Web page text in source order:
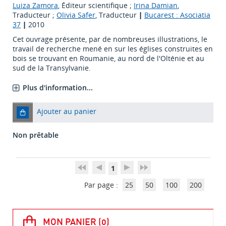
Luiza Zamora, Éditeur scientifique ; Irina Damian,
Traducteur ; Olivia Safer, Traducteur | Bucarest : Asociatia
37 | 2010
Cet ouvrage présente, par de nombreuses illustrations, le
travail de recherche mené en sur les églises construites en
bois se trouvant en Roumanie, au nord de l'Olténie et au
sud de la Transylvanie.
Plus d'information...
Ajouter au panier
Non prêtable
1
Par page :
25 50 100 200